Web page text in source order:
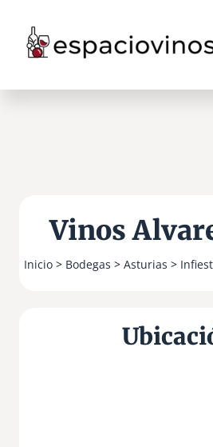
contenido
Vinos
Inicio > Bodegas > Asturias >